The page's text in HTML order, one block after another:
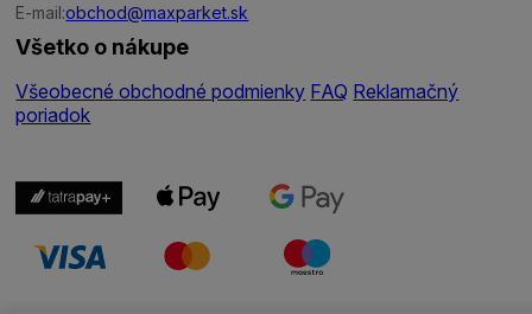
E-mail:obchod@maxparket.sk
Všetko o nákupe
Všeobecné obchodné podmienky FAQ Reklamačný
poriadok